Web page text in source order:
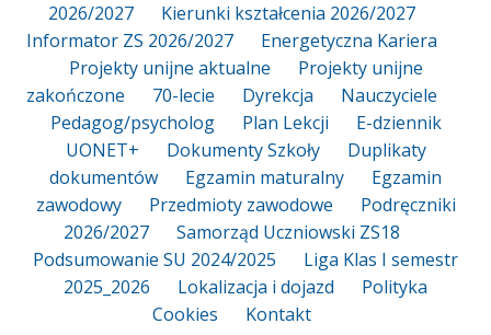
2026/2027
Kierunki kształcenia 2026/2027
Informator ZS 2026/2027
Energetyczna Kariera
Projekty unijne aktualne
Projekty unijne
zakończone
70-lecie Dyrekcja
Nauczyciele
Pedagog/psycholog
Plan Lekcji
E-dziennik
UONET+
Dokumenty Szkoły
Duplikaty
dokumentów
Egzamin maturalny
Egzamin
zawodowy
Przedmioty zawodowe
Podręczniki
2026/2027
Samorząd Uczniowski ZS18
Podsumowanie SU 2024/2025
Liga Klas I semestr
2025_2026
Lokalizacja i dojazd
Polityka
Cookies
Kontakt